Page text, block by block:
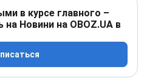
в курсе главного –
на Новини на OBOZ.UA в